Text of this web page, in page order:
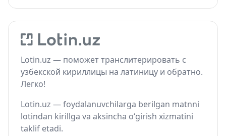
Lotin.uz — поможет транслитерировать с
узбекской кириллицы на латиницу и обратно.
Легко!
Lotin.uz — foydalanuvchilarga berilgan matnni
lotindan kirillga va aksincha o‘girish xizmatini
taklif etadi.